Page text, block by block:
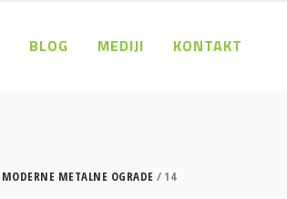
BLOG MEDIJI KONTAKT
MODERNE METALNE OGRADE 14